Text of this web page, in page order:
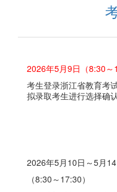
2026年5月9日（8:30～
考生登录浙江省教育考
拟录取考生进行选择确认
2026年5月10日～5月
（8:30～17:30）